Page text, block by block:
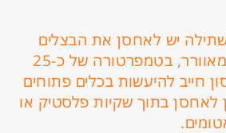
יש לאחסן את הבצלים
במקום קריר ומאוורר, בטמפרטורה של כ-25
חייב להיעשות בכלים פתוחים
לאחסן בתוך שקיות פלסטיק או